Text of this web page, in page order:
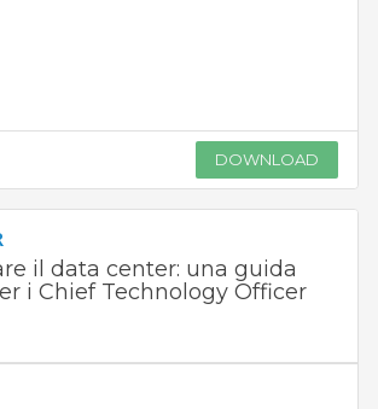
DOWNLOAD
il data center: una guida
i Chief Technology Officer